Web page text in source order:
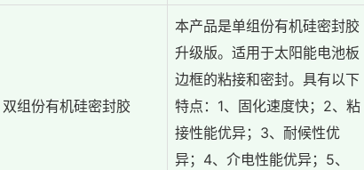
双组份有机硅密封胶
本产品是单组份有机硅密封胶
升级版。适用于太阳能电池板
边框的粘接和密封。具有以下
特点：1、固化速度快；2、粘
接性能优异；3、耐候性优
异；4、介电性能优异；5、